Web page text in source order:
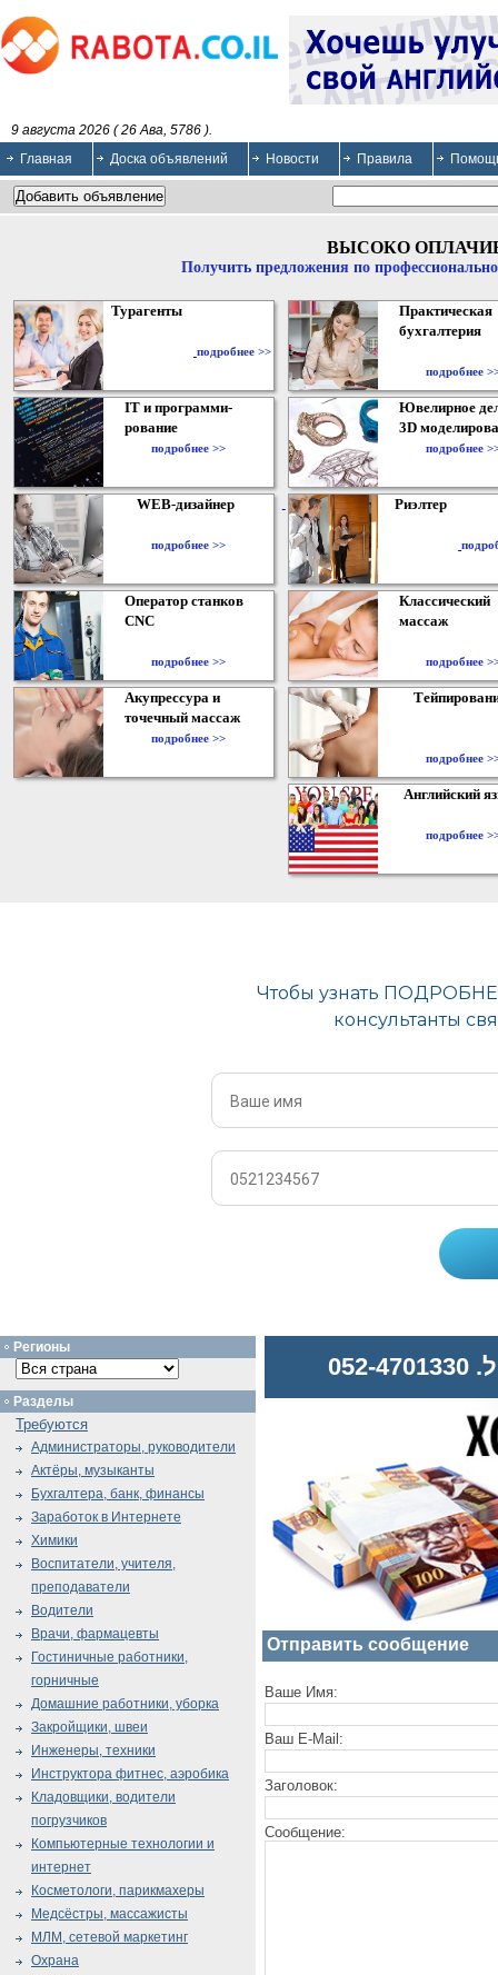
9 августа 2026 ( 26 Ава, 5786 ).
Главная
Доска объявлений Новости Правила
ВЫСОКО
Получить предложения по
Турагенты
подробнее >>
Практическая
бухгалтерия
подробнее
IT и программи-
рование
подробнее >>
Ювелирное
3D
подробнее
WEB-дизайнер
подробнее >>
Риэлтер
Оператор станков
CNC
подробнее >>
Классический
массаж
подробнее
Акупрессура и
точечный массаж
подробнее >>
подробнее
Английский
подробнее
Отправить сообщение
Ваше Имя:
Ваш E-Mail:
Заголовок:
Сообщение:
Регионы
Разделы
Требуются
Администраторы, руководители
Актёры, музыканты
Бухгалтера, банк, финансы
Заработок в Интернете
Химики
Воспитатели, учителя,
преподаватели
Водители
Врачи, фармацевты
Гостиничные работники,
горничные
Домашние работники, уборка
Закройщики, швеи
Инженеры, техники
Инструктора фитнес, аэробика
Кладовщики, водители
погрузчиков
Компьютерные технологии и
интернет
Косметологи, парикмахеры
Медсёстры, массажисты
МЛМ, сетевой маркетинг
Охрана